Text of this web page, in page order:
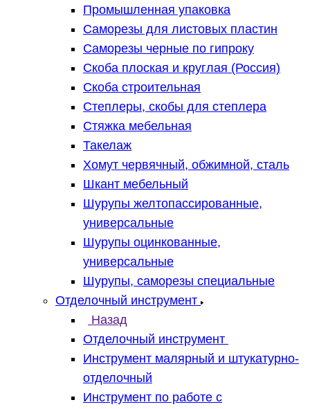
Промышленная упаковка
Саморезы для листовых пластин
Саморезы черные по гипроку
Скоба плоская и круглая (Россия)
Скоба строительная
Степлеры, скобы для степлера
Стяжка мебельная
Такелаж
Хомут червячный, обжимной, сталь
Шкант мебельный
Шурупы желтопассированные,
универсальные
Шурупы оцинкованные,
универсальные
Шурупы, саморезы специальные
Отделочный инструмент
Назад
Отделочный инструмент
Инструмент малярный и штукатурно-
отделочный
Инструмент по работе с